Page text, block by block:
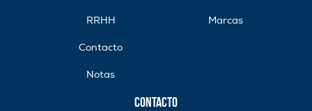
RRHH
Contacto
Notas
Marcas
Contacto